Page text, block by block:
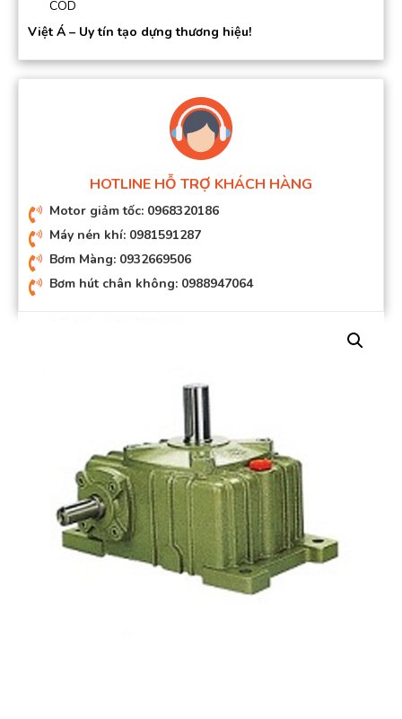
COD
Việt Á – Uy tín tạo dựng thương hiệu!
HOTLINE HỖ TRỢ KHÁCH HÀNG
Motor giảm tốc: 0968320186
Máy nén khí: 0981591287
Bơm Màng: 0932669506
Bơm hút chân không: 0988947064